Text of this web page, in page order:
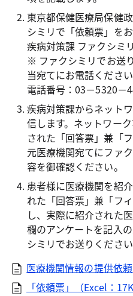
東京都保健医療局保健
シミリで「依頼票」を
疾病対策課 ファクシミ
※ ファクシミリでお送
当宛てにお電話ください
電話番号：03－5320－
疾病対策課からネット
信します。ネットワー
された「回答票」兼「
元医療機関宛てにファ
容を御確認ください。
患者様に医療機関を紹
れた「回答票」兼「フ
し、実際に紹介された
欄のアンケートを記入
シミリでお送りください
医療機関情報の提供依
「依頼票」（Excel：